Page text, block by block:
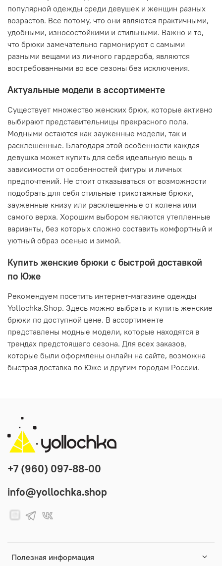
популярной одежды среди девушек и женщин разных
возрастов. Все потому, что они являются практичными,
удобными, износостойкими и стильными. Важно и то,
что брюки замечательно гармонируют с самыми
разными вещами из личного гардероба, являются
востребованными во все сезоны без исключения.
Актуальные модели в ассортименте
Существует множество женских брюк, которые активно
выбирают представительницы прекрасного пола.
Модными остаются как зауженные модели, так и
расклешенные. Благодаря этой особенности каждая
девушка может купить для себя идеальную вещь в
зависимости от особенностей фигуры и личных
предпочтений. Не стоит отказываться от возможности
подобрать для себя стильные трикотажные брюки,
зауженные книзу или расклешенные от колена или
самого верха. Хорошим выбором являются утепленные
варианты, без которых сложно составить комфортный и
уютный образ осенью и зимой.
Купить женские брюки с быстрой доставкой
по Юже
Рекомендуем посетить интернет-магазине одежды
Yollochka.Shop. Здесь можно выбрать и купить женские
брюки по доступной цене. В ассортименте
представлены модные модели, которые находятся в
трендах предстоящего сезона. Для всех заказов,
которые были оформлены онлайн на сайте, возможна
быстрая доставка по Юже и другим городам России.
Полезная информация
+7 (960) 097-88-00
info@yollochka.shop